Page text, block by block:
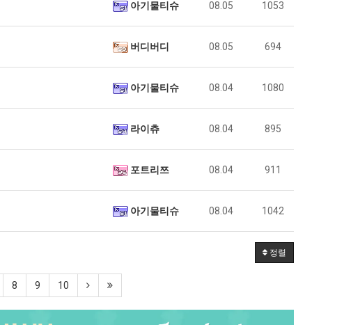
아기물티슈 08.05 1053
버디버디 08.05 694
아기물티슈 08.04 1080
라이츄 08.04 895
포트리쯔 08.04 911
아기물티슈 08.04 1042
정렬
8 9 10